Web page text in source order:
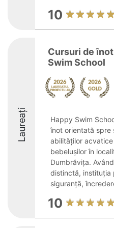
10
Laureați
Cursuri de
Swim School
Happy Swim
înot orientată spre
abilităților
bebelușilor în
Dumbrăvița.
distinctă, instituția
siguranță,
10